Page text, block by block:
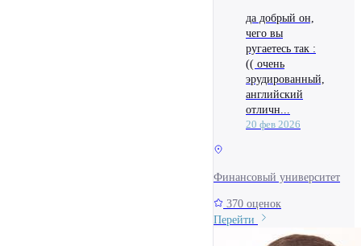
да добрый он,
чего вы
ругаетесь так :
(( очень
эрудированный,
английский
отличн...
20 фев 2026
Финансовый университет
370 оценок
Перейти